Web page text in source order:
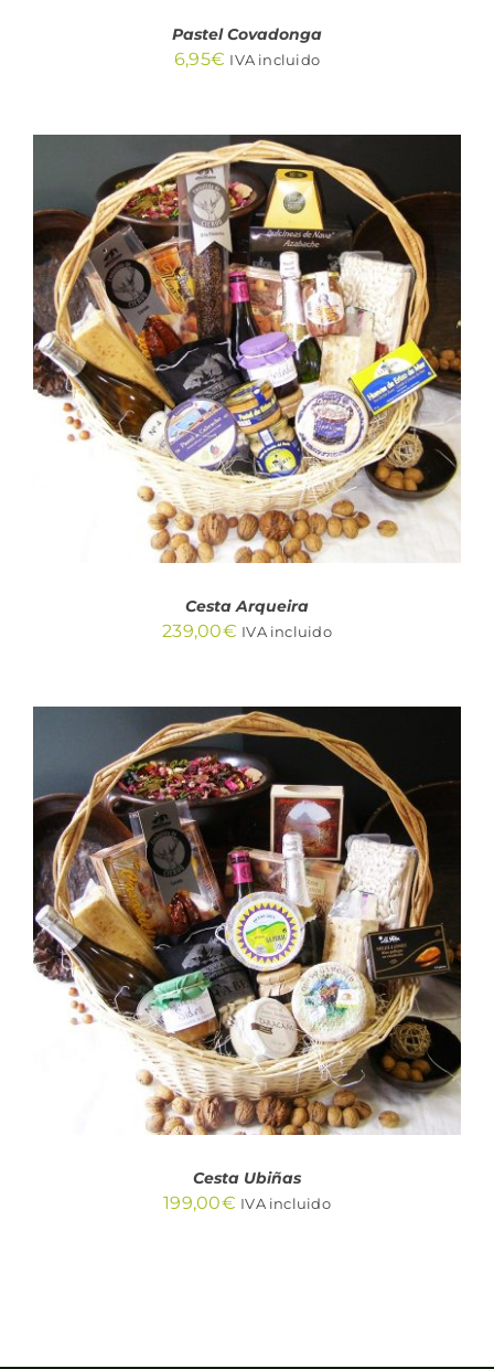
Pastel Covadonga
6,95€ IVA incluido
AÑADIR AL CARRITO
/
DETALLES
Cesta Arqueira
239,00€ IVA incluido
AÑADIR AL CARRITO
/
DETALLES
Cesta Ubiñas
199,00€ IVA incluido